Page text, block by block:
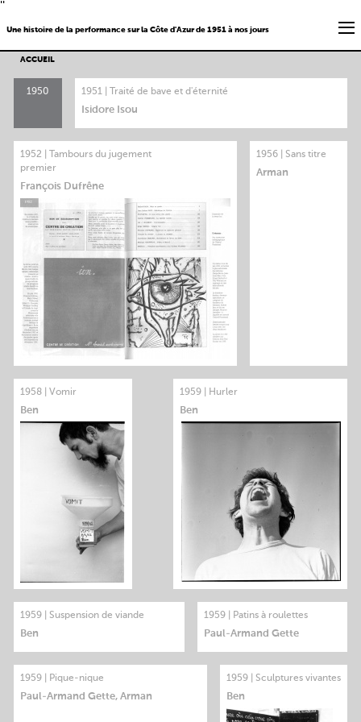
''
Une histoire de la performance sur la Côte d'Azur de 1951 à nos jours
ACCUEIL
1950 1951 | Traité de bave et d'éternité
Isidore Isou
1952 | Tambours du jugement
premier
François Dufrêne
1956 | Sans titre
Arman
1958 | Vomir
Ben
1959 | Hurler
Ben
1959 | Suspension de viande
Ben
1959 | Patins à roulettes
Paul-Armand Gette
1959 | Pique-nique
Paul-Armand Gette, Arman
1959 | Sculptures vivantes
Ben